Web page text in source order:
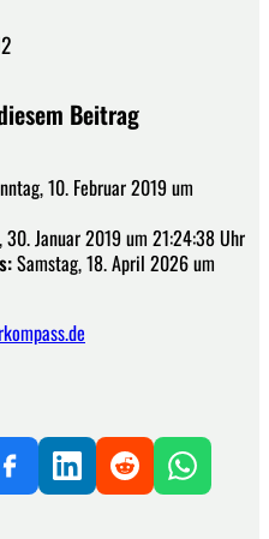
Beitrag
10. Februar 2019 um
Januar 2019 um 21:24:38 Uhr
Samstag, 18. April 2026 um